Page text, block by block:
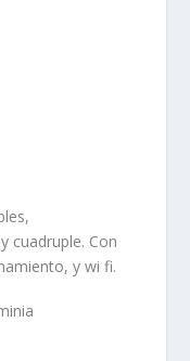
cuadruple. Con
y wi fi.